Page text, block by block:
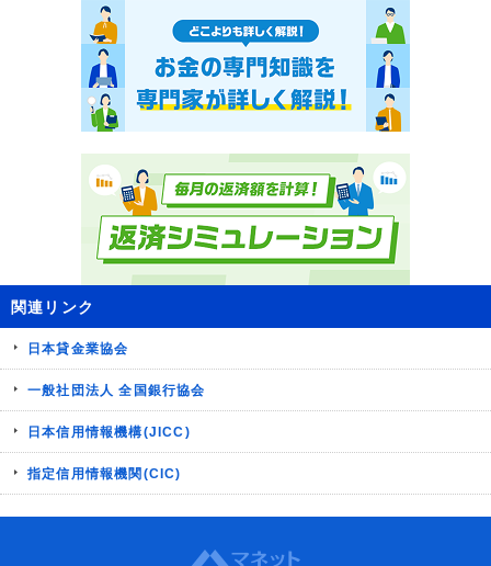
関連リンク
日本貸金業協会
一般社団法人 全国銀行協会
日本信用情報機構(JICC)
指定信用情報機関(CIC)